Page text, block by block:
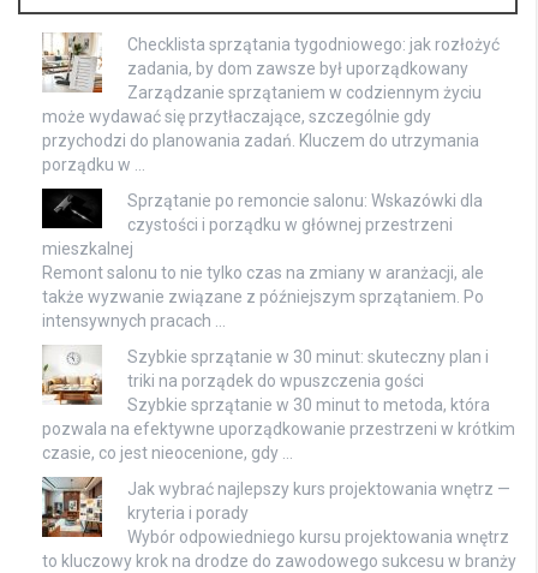
Checklista sprzątania tygodniowego: jak rozłożyć
zadania, by dom zawsze był uporządkowany
Zarządzanie sprzątaniem w codziennym życiu
może wydawać się przytłaczające, szczególnie gdy
przychodzi do planowania zadań. Kluczem do utrzymania
porządku w …
Sprzątanie po remoncie salonu: Wskazówki dla
czystości i porządku w głównej przestrzeni
mieszkalnej
Remont salonu to nie tylko czas na zmiany w aranżacji, ale
także wyzwanie związane z późniejszym sprzątaniem. Po
intensywnych pracach …
Szybkie sprzątanie w 30 minut: skuteczny plan i
triki na porządek do wpuszczenia gości
Szybkie sprzątanie w 30 minut to metoda, która
pozwala na efektywne uporządkowanie przestrzeni w krótkim
czasie, co jest nieocenione, gdy …
Jak wybrać najlepszy kurs projektowania wnętrz —
kryteria i porady
Wybór odpowiedniego kursu projektowania wnętrz
to kluczowy krok na drodze do zawodowego sukcesu w branży